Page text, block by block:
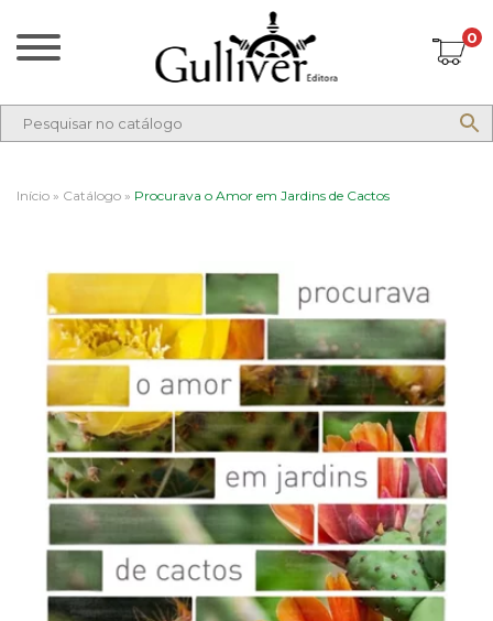
0
Início » Catálogo » Procurava o Amor em Jardins de Cactos